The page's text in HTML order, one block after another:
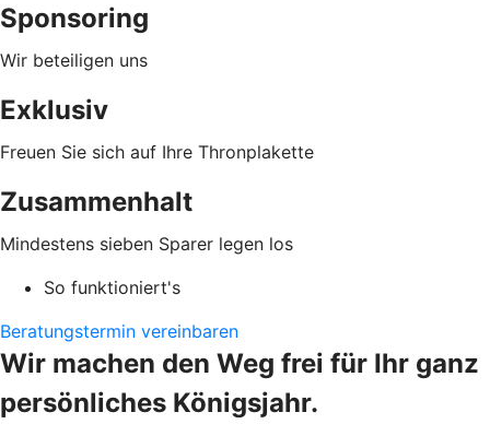
Sponsoring
Wir beteiligen uns
Exklusiv
Freuen Sie sich auf Ihre Thronplakette
Zusammenhalt
Mindestens sieben Sparer legen los
So funktioniert's
Beratungstermin vereinbaren
Wir machen den Weg frei für Ihr ganz
persönliches Königsjahr.